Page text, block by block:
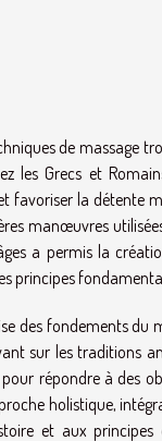
de massage
les Grecs et
favoriser la détente
manœuvres
a permis la
principes
des fondements du
sur les traditions
répondre à des
holistique,
et aux